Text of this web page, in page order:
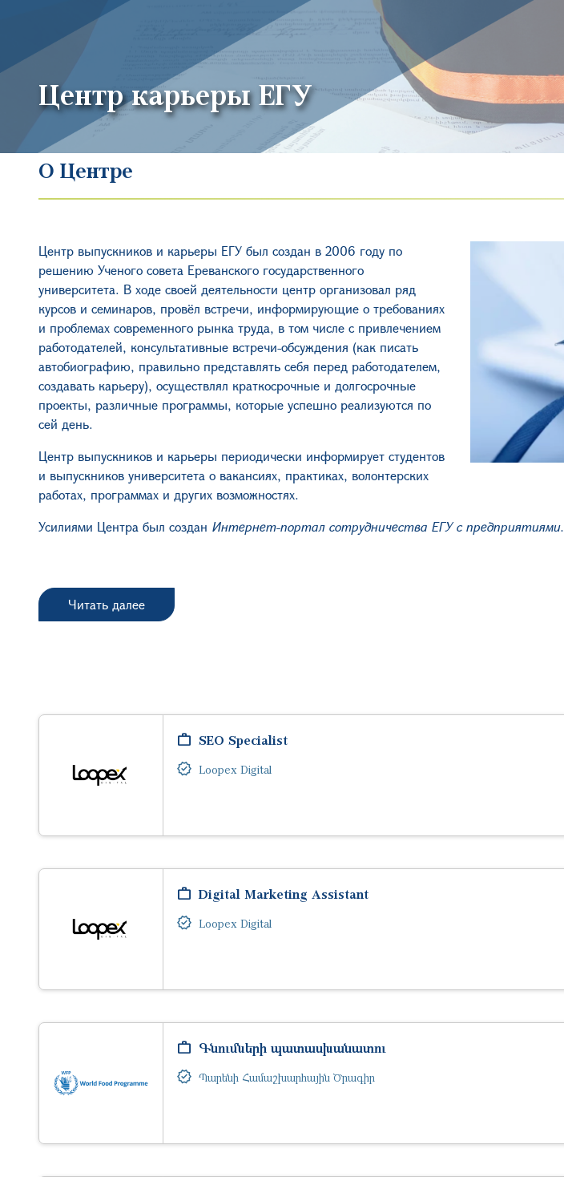
Центр карьеры ЕГУ
О Центре
Центр выпускников и карьеры ЕГУ был создан в 2006 году по
решению Ученого совета Ереванского государственного
университета. В ходе своей деятельности центр организовал ряд
курсов и семинаров, провёл встречи, информирующие о требованиях
и проблемах современного рынка труда, в том числе с привлечением
работодателей, консультативные встречи-обсуждения (как писать
автобиографию, правильно представлять себя перед работодателем,
создавать карьеру), осуществлял краткосрочные и долгосрочные
проекты, различные программы, которые успешно реализуются по
сей день.
Центр выпускников и карьеры периодически информирует студентов
и выпускников университета о вакансиях, практиках, волонтерских
работах, программах и других возможностях.
Усилиями Центра был создан Интернет-портал сотрудничества ЕГУ с предприятиями.
Читать далее
SEO Specialist
Loopex Digital
Digital Marketing Assistant
Loopex Digital
Գնումների պատասխանատու
Պարենի Համաշխարհային Ծրագիր